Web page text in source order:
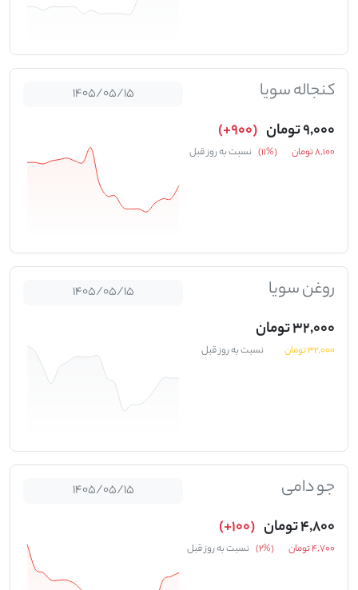
کنجاله سویا
9,000 تومان (900+)
8,100 تومان (%11) نسبت به روز قبل
1405/05/15
روغن سویا
32,000 تومان
32,000 تومان نسبت به روز قبل
1405/05/15
جو دامی
4,800 تومان (100+)
4,700 تومان (%2) نسبت به روز قبل
1405/05/15